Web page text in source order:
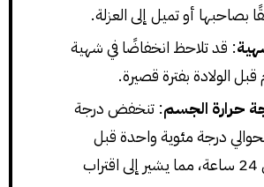
بصاحبها أو تميل إلى العزلة.
: قد تلاحظ انخفاضًا في شهية
الولادة بفترة قصيرة.
حرارة الجسم: تنخفض درجة
درجة مئوية واحدة قبل
الولادة بحوالي 24 ساعة، مما يشير إلى اقتراب